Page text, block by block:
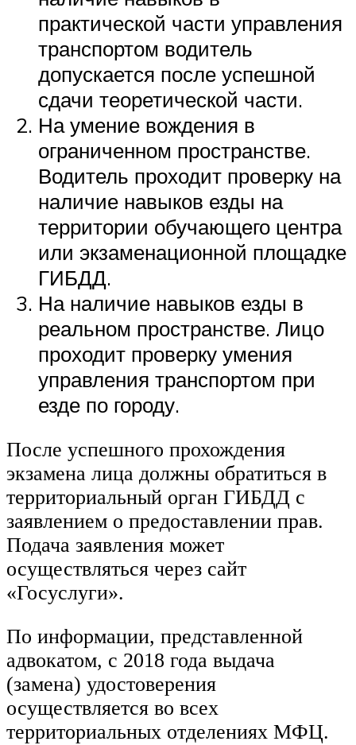
практической части управления
транспортом водитель
допускается после успешной
сдачи теоретической части.
На умение вождения в
ограниченном пространстве.
Водитель проходит проверку на
наличие навыков езды на
территории обучающего центра
или экзаменационной площадке
ГИБДД.
На наличие навыков езды в
реальном пространстве. Лицо
проходит проверку умения
управления транспортом при
езде по городу.
После успешного прохождения
экзамена лица должны обратиться в
территориальный орган ГИБДД с
заявлением о предоставлении прав.
Подача заявления может
осуществляться через сайт
«Госуслуги».
По информации, представленной
адвокатом, с 2018 года выдача
(замена) удостоверения
осуществляется во всех
территориальных отделениях МФЦ.